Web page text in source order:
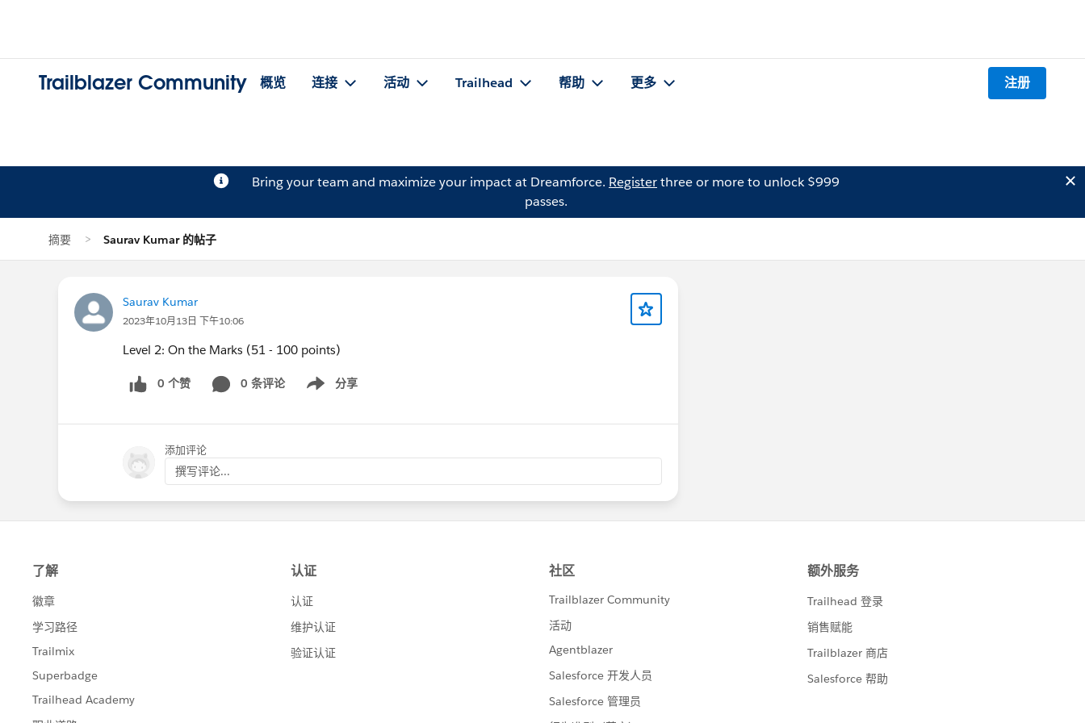
Trailblazer Community 概览 连接 活动 Trailhead 帮助 更多 注册
Bring your team and maximize your impact at Dreamforce. Registerthree or more to unlock $999
passes.
摘要 Saurav Kumar 的帖子
Saurav Kumar
2023年10月13日 下午10:06
Level 2: On the Marks (51 - 100 points)
0 个赞 0 条评论 分享
Show menu
添加评论
撰写评论...